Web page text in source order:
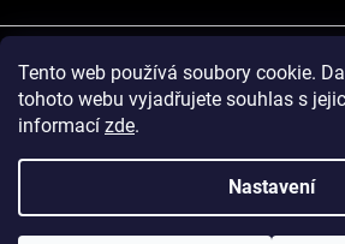
Tento web používá soubory cookie.
tohoto webu vyjadřujete souhlas s
informací zde.
Nastavení
Vytvořil
Copyright 2026yourApple.cz.